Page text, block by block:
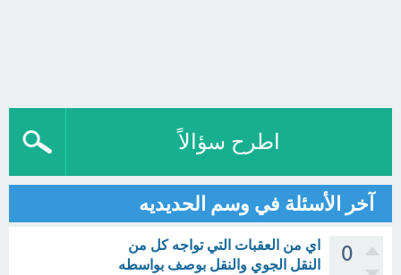
اطرح سؤالاً
آخر الأسئلة في وسم الحديديه
0
اي من العقبات التي تواجه كل من
النقل الجوي والنقل بوصف بواسطه